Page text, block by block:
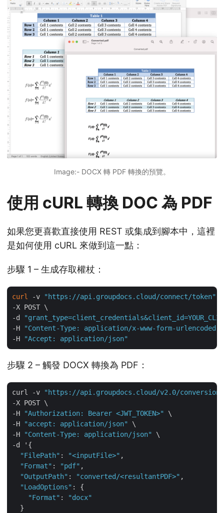
Image:- DOCX 轉 PDF 轉換的預覽。
使用 cURL 轉換 DOC 為 PDF
如果您更喜歡直接使用 REST 或集成到腳本中，這裡
是如何使用 cURL 來做到這一點：
步驟 1 – 生成存取權杖：
curl -v "https://api.groupdocs.cloud/connect/token"
-X POST \
-d
-H
"Content-Type: application/x-www-form-urlencoded"
-H
"Accept: application/json"
步驟 2 – 觸發 DOCX 轉換為 PDF：
curl -v
"https://api.groupdocs.cloud/v2.0/conversion"
-X POST \
-H
"Authorization: Bearer <JWT_TOKEN>"
\
-H
"accept: application/json"
\
-H
"Content-Type: application/json"
\
-d '{
"FilePath" : "<inputFile>" ,
"Format" : "pdf" ,
"OutputPath" : "converted/<resultantPDF>" ,
"LoadOptions" : {
"Format" :
"docx"
  }